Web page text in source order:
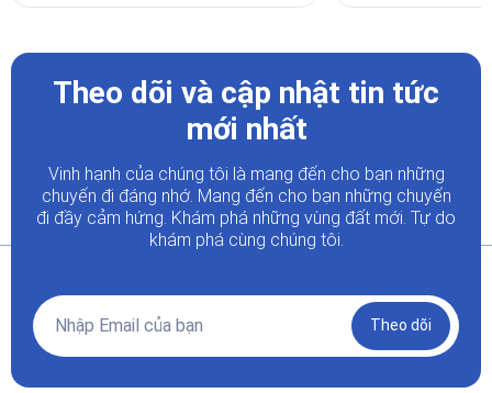
Theo dõi và cập nhật tin tức
mới nhất
Vinh hạnh của chúng tôi là mang đến cho bạn những
chuyến đi đáng nhớ. Mang đến cho bạn những chuyến
đi đầy cảm hứng. Khám phá những vùng đất mới. Tự do
khám phá cùng chúng tôi.
Theo dõi